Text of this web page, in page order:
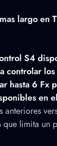
largo en
S4
controlar
hasta 6 Fx
en
anteriores
que limita un